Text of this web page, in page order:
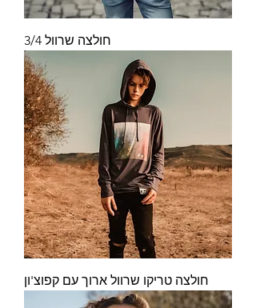
חולצה שרוול 3/4
חולצה טריקו שרוול ארוך עם קפוצ'ון